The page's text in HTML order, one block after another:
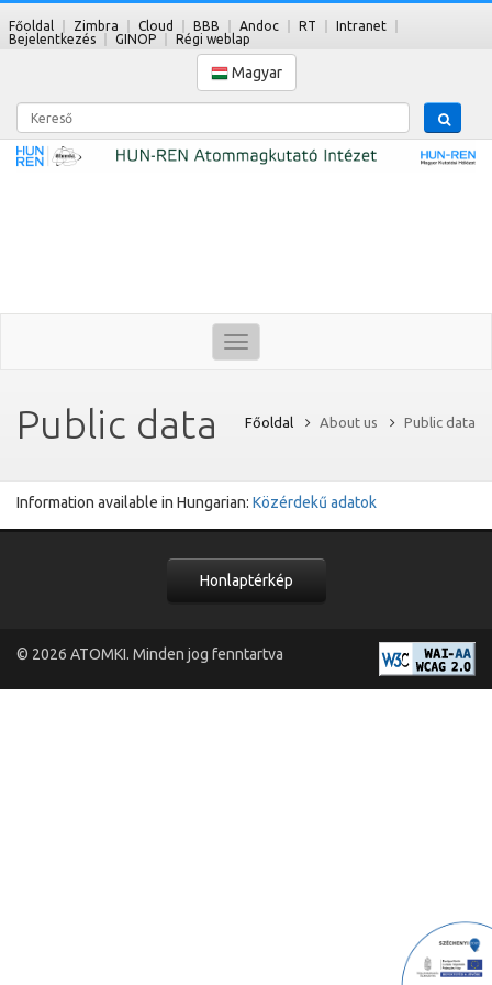
Főoldal Zimbra Cloud BBB Andoc RT
Intranet
Bejelentkezés
GINOP Régi weblap
Magyar
Kereső
Toggle
navigation
Public data Főoldal About us Public data
Information available in Hungarian: Közérdekű adatok
Honlaptérkép
© 2026 ATOMKI. Minden jog fenntartva